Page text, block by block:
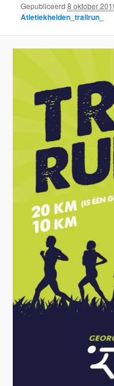
Gepubliceerd8 oktober
Atletiekhelden_trailrun_